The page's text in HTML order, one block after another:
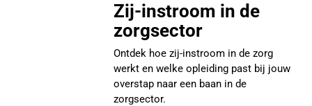
Zij-instroom in de
zorgsector
Ontdek hoe zij-instroom in de zorg
werkt en welke opleiding past bij jouw
overstap naar een baan in de
zorgsector.